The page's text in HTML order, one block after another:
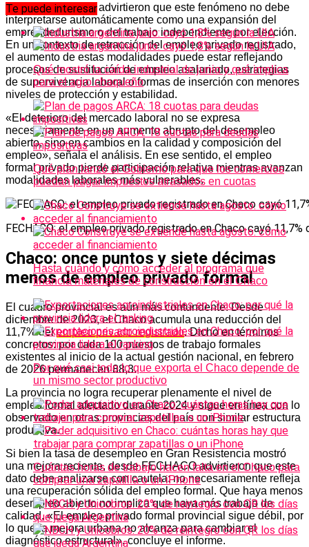
Desde FECHACO advirtieron que este fenómeno no debe
interpretarse automáticamente como una expansión del
emprendedurismo o del trabajo independiente por elección.
En un contexto de retracción del empleo privado registrado,
el aumento de estas modalidades puede estar reflejando
procesos de sustitución de empleo asalariado, estrategias
de supervivencia laboral o formas de inserción con menores
niveles de protección y estabilidad.
«El deterioro del mercado laboral no se expresa
necesariamente en un aumento abrupto del desempleo
abierto, sino en cambios en la calidad y composición del
empleo», señala el análisis. En ese sentido, el empleo
formal privado pierde participación relativa mientras avanzan
modalidades laborales más vulnerables.
FECHACO: el empleo privado registrado en Chaco cayó 11,7%
Chaco: once puntos y siete décimas
menos de empleo privado formal
El cuadro provincial es aún más contundente. Desde
diciembre de 2023, el Chaco acumula una reducción del
11,7% delempleo privado registrado. Dicho en términos
concretos: por cada 100 puestos de trabajo formales
existentes al inicio de la actual gestión nacional, en febrero
de 2026 permanecen 88,3.
La provincia no logra recuperar plenamente el nivel de
empleo formal afectado durante 2024 y sigue en línea con lo
observado en otras provincias del país con similar estructura
productiva.
Si bien la tasa de desempleo en Gran Resistencia mostró
una mejora reciente, desde FECHACO advirtieron que este
dato debe analizarse con cautela: no necesariamente refleja
una recuperación sólida del empleo formal. Que haya menos
desempleo abierto no implica que haya más trabajo de
calidad. «El empleo privado formal provincial sigue débil, por
lo que la mejora urbana no alcanza para cambiar el
diagnóstico estructural», concluye el informe.
Te puede interesar
Qué mostró la caída industrial de junio y qué implica
para el agro chaqueño
Qué plan lanzó el Gobierno para que los comercios
puedan pagar impuestos atrasados en cuotas
Hasta cuándo y cómo acceder al programa que
financia materiales de construcción en el Chaco
Por qué casi todo lo que exporta el Chaco depende de
un mismo sector productivo
Cuántas horas de trabajo hacen falta en el Chaco para
comprar una zapatilla o un iPhone